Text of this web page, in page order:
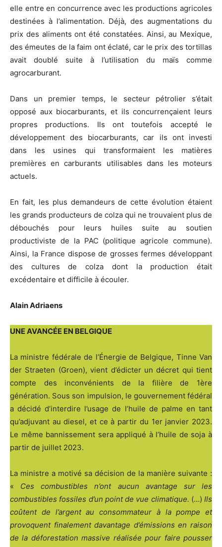
elle entre en concurrence avec les productions agricoles
destinées à l’alimentation. Déjà, des augmentations du
prix des aliments ont été constatées. Ainsi, au Mexique,
des émeutes de la faim ont éclaté, car le prix des tortillas
avait doublé suite à l’utilisation du maïs comme
agrocarburant.
Dans un premier temps, le secteur pétrolier s’était
opposé aux biocarburants, et ils concurrençaient leurs
propres productions. Ils ont toutefois accepté le
développement des biocarburants, car ils ont investi
dans les usines qui transformaient les matières
premières en carburants utilisables dans les moteurs
actuels.
En fait, les plus demandeurs de cette évolution étaient
les grands producteurs de colza qui ne trouvaient plus de
débouchés pour leurs huiles suite au soutien
productiviste de la PAC (politique agricole commune).
Ainsi, la France dispose de grosses fermes développant
des cultures de colza dont la production était
excédentaire et difficile à écouler.
Alain Adriaens
UNE AVANCÉE EN BELGIQUE
La ministre fédérale de l’Énergie de Belgique, Tinne Van
der Straeten (Groen), vient d’édicter un décret qui tient
compte des inconvénients de la filière de 1ère
génération. Sous son impulsion, le gouvernement fédéral
a décidé d’interdire l’usage de l’huile de palme en tant
qu’adjuvant au diesel, et ce à partir du 1er janvier 2023.
Le même bannissement sera appliqué à l’huile de soja à
partir de juillet 2023.
La ministre a motivé sa décision de la manière suivante :
« Ces combustibles n’ont aucun avantage sur les
combustibles fossiles d’un point de vue climatique. (…) Ils
coûtent de l’argent au consommateur à la pompe et
provoquent finalement davantage d’émissions en raison
de la déforestation massive réalisée pour faire pousser